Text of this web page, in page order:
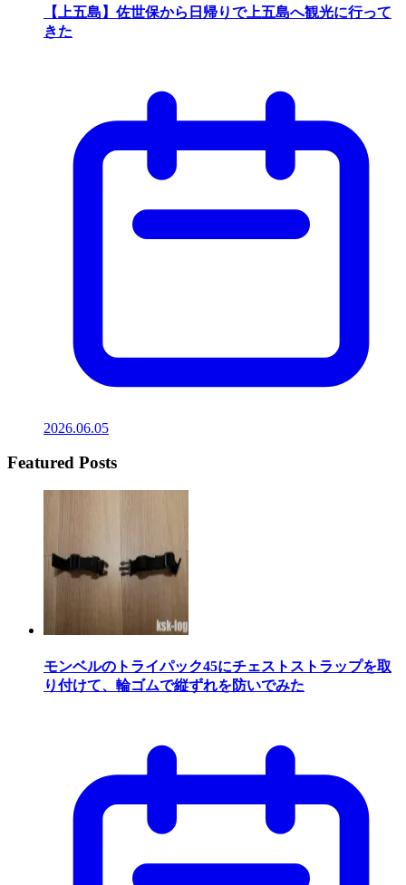
【上五島】佐世保から日帰りで上五島へ観光に行って
きた
2026.06.05
Featured Posts
モンベルのトライパック45にチェストストラップを取
り付けて、輪ゴムで縦ずれを防いでみた